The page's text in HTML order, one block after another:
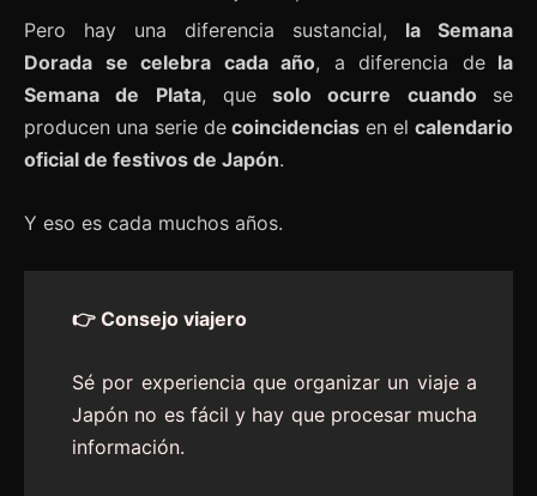
Pero hay una diferencia sustancial, la Semana
Dorada se celebra cada año, a diferencia dela
Semana de Plata, quesolo ocurre cuando se
producen una serie de coincidencias en el calendario
oficial de festivos de Japón.
Y eso es cada muchos años.
👉 Consejo viajero
Sé por experiencia que organizar un viaje a
Japón no es fácil y hay que procesar mucha
información.